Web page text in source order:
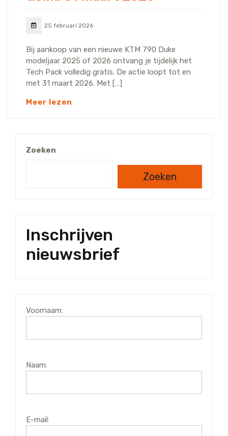
25 februari 2026
Bij aankoop van een nieuwe KTM 790 Duke
modeljaar 2025 of 2026 ontvang je tijdelijk het
Tech Pack volledig gratis. De actie loopt tot en
met 31 maart 2026. Met […]
Meer lezen
Zoeken
Zoeken
Inschrijven
nieuwsbrief
Voornaam:
Naam:
E-mail: